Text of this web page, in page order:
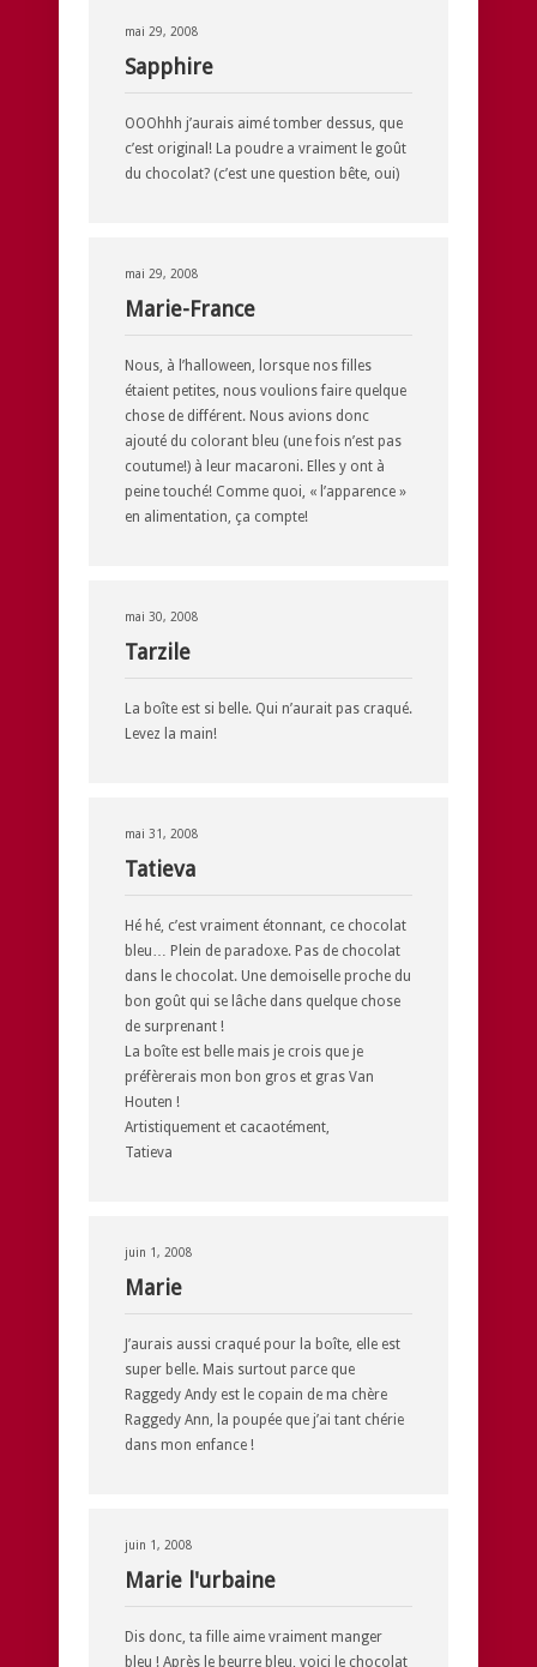
mai 29, 2008
Sapphire
OOOhhh j’aurais aimé tomber dessus, que
c’est original! La poudre a vraiment le goût
du chocolat? (c’est une question bête, oui)
mai 29, 2008
Marie-France
Nous, à l’halloween, lorsque nos filles
étaient petites, nous voulions faire quelque
chose de différent. Nous avions donc
ajouté du colorant bleu (une fois n’est pas
coutume!) à leur macaroni. Elles y ont à
peine touché! Comme quoi, « l’apparence »
en alimentation, ça compte!
mai 30, 2008
Tarzile
La boîte est si belle. Qui n’aurait pas craqué.
Levez la main!
mai 31, 2008
Tatieva
Hé hé, c’est vraiment étonnant, ce chocolat
bleu… Plein de paradoxe. Pas de chocolat
dans le chocolat. Une demoiselle proche du
bon goût qui se lâche dans quelque chose
de surprenant !
La boîte est belle mais je crois que je
préfèrerais mon bon gros et gras Van
Houten !
Artistiquement et cacaotément,
Tatieva
juin 1, 2008
Marie
J’aurais aussi craqué pour la boîte, elle est
super belle. Mais surtout parce que
Raggedy Andy est le copain de ma chère
Raggedy Ann, la poupée que j’ai tant chérie
dans mon enfance !
juin 1, 2008
Marie l'urbaine
Dis donc, ta fille aime vraiment manger
bleu ! Après le beurre bleu, voici le chocolat